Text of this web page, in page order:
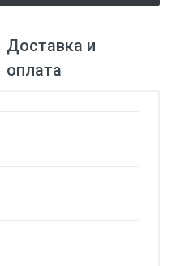
Доставка и
оплата